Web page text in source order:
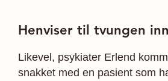
Henviser til tvungen
Likevel, psykiater Erlend
snakket med en pasient som